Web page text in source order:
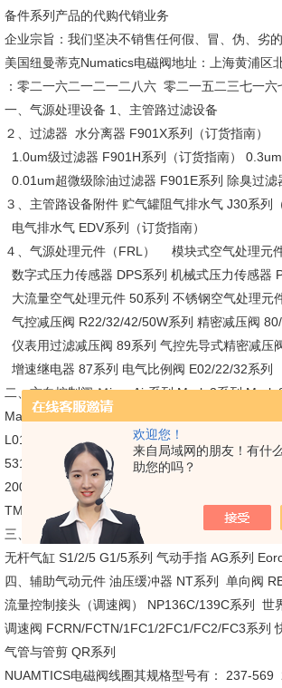
欢迎您！
来自局域网的朋友！有什
助您的吗？
备件系列产品的代购代销业务
企业宗旨：我们坚决不销售任何假、冒、伪、劣
美国纽曼蒂克Numatics电磁阀地址：上海黄浦区
：零二一六二一二一二八六 零二一五二三七一
一、气源处理设备 1、主管路过滤设备
２、过滤器 水分离器 F901X系列（订货指南）
1.0um级过滤器 F901H系列（订货指南）
0.01um超微级除油过滤器 F901E系列 除臭过滤
３、主管路设备附件 贮气罐阻气排水气 J30系列
电气排水气 EDV系列（订货指南）
４、气源处理元件（FRL） 模块式空气处理元
数字式压力传感器 DPS系列 机械式压力传感器
大流量空气处理元件 50系列 不锈钢空气处理元
气控减压阀 R22/32/42/50W系列 精密减压阀
仪表用过滤减压阀 89系列 气控先导式精密减压
增速继电器 87系列 电气比例阀 E02/22/32系列
二、方向控制阀 Ｍirco Air系列 Mark 3系列 Mark
Mark 25系列 Mark 55系列 PA 55系列 SPA 55系列
L01系列 L1系列 L2系列 A系列 J系列
531系列 ISO1，2，3（5599/1）系列 E（ISO）
2004系列 2005系列 2009系列 2012系列 2035系列
TM系列 S系列 RB系列 NF系列 G2-2系列
三、气动执行器 型材气缸 NN系列 指型气缸 NS
无杆气缸 S1/2/5 G1/5系列 气动手指 AG系列
四、辅助气动元件 油压缓冲器 NT系列 单向阀
流量控制接头（调速阀） NP136C/139C系列 世
调速阀 FCRN/FCTN/1FC1/2FC1/FC2/FC3系列
气管与管剪 QR系列
NUAMTICS电磁阀线圈其规格型号有： 237-